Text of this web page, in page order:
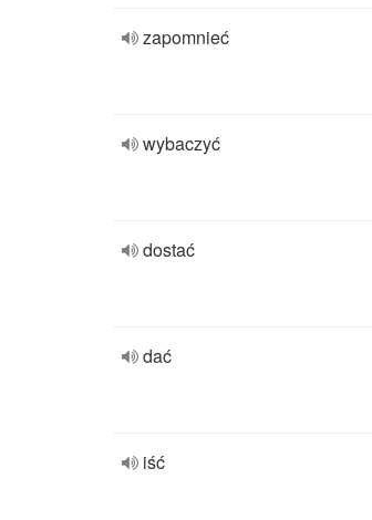
zapomnieć
wybaczyć
dostać
dać
iść